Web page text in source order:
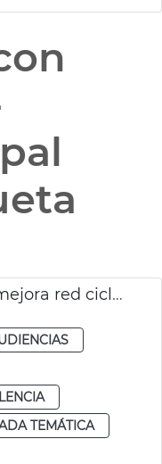
Adjudicación contratos mejora red ciclista en 4 distritos
TEMÁTICA